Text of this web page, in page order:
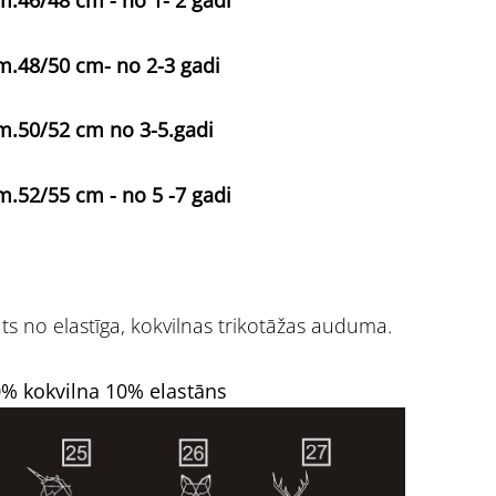
50 cm- no 2-3 gadi
52 cm no 3-5.gadi
55 cm - no 5 -7 gadi
no elastīga, kokvilnas trikotāžas auduma.
kokvilna 10% elastāns